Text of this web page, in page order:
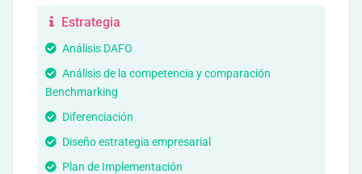
Estrategia
Análisis DAFO
Análisis de la competencia y comparación
Benchmarking
Diferenciación
Diseño estrategia empresarial
Plan de Implementación